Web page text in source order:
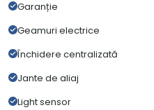
Garanție
Geamuri electrice
Închidere centralizată
Jante de aliaj
Light sensor